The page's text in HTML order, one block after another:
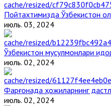
Пойтахтимизда Ўзбекистон
июль. 03, 2024
Ўзбекистон мусулмонлари
июль. 02, 2024
Фарғонада ҳожиларнинг
июль. 02, 2024